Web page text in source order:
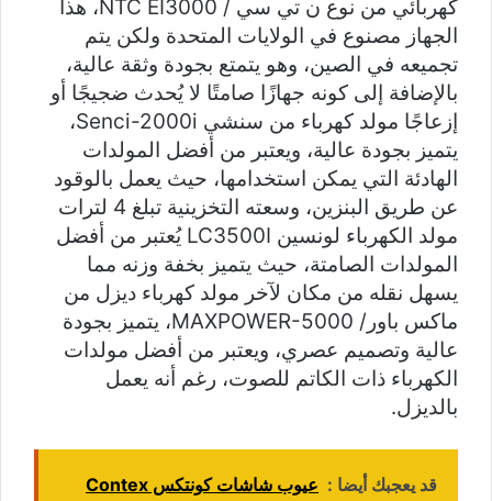
كهربائي من نوع ن تي سي / NTC EI3000، هذا
الجهاز مصنوع في الولايات المتحدة ولكن يتم
تجميعه في الصين، وهو يتمتع بجودة وثقة عالية،
بالإضافة إلى كونه جهازًا صامتًا لا يُحدث ضجيجًا أو
إزعاجًا مولد كهرباء من سنشي Senci-2000i،
يتميز بجودة عالية، ويعتبر من أفضل المولدات
الهادئة التي يمكن استخدامها، حيث يعمل بالوقود
عن طريق البنزين، وسعته التخزينية تبلغ 4 لترات
مولد الكهرباء لونسين LC3500I يُعتبر من أفضل
المولدات الصامتة، حيث يتميز بخفة وزنه مما
يسهل نقله من مكان لآخر مولد كهرباء ديزل من
ماكس باور/ MAXPOWER-5000، يتميز بجودة
عالية وتصميم عصري، ويعتبر من أفضل مولدات
الكهرباء ذات الكاتم للصوت، رغم أنه يعمل
بالديزل.
قد يعجبك أيضا :
عيوب شاشات كونتكس Contex